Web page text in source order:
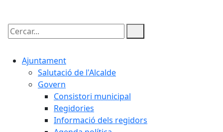
Cercar:
Ajuntament
Salutació de l'Alcalde
Govern
Consistori municipal
Regidories
Informació dels regidors